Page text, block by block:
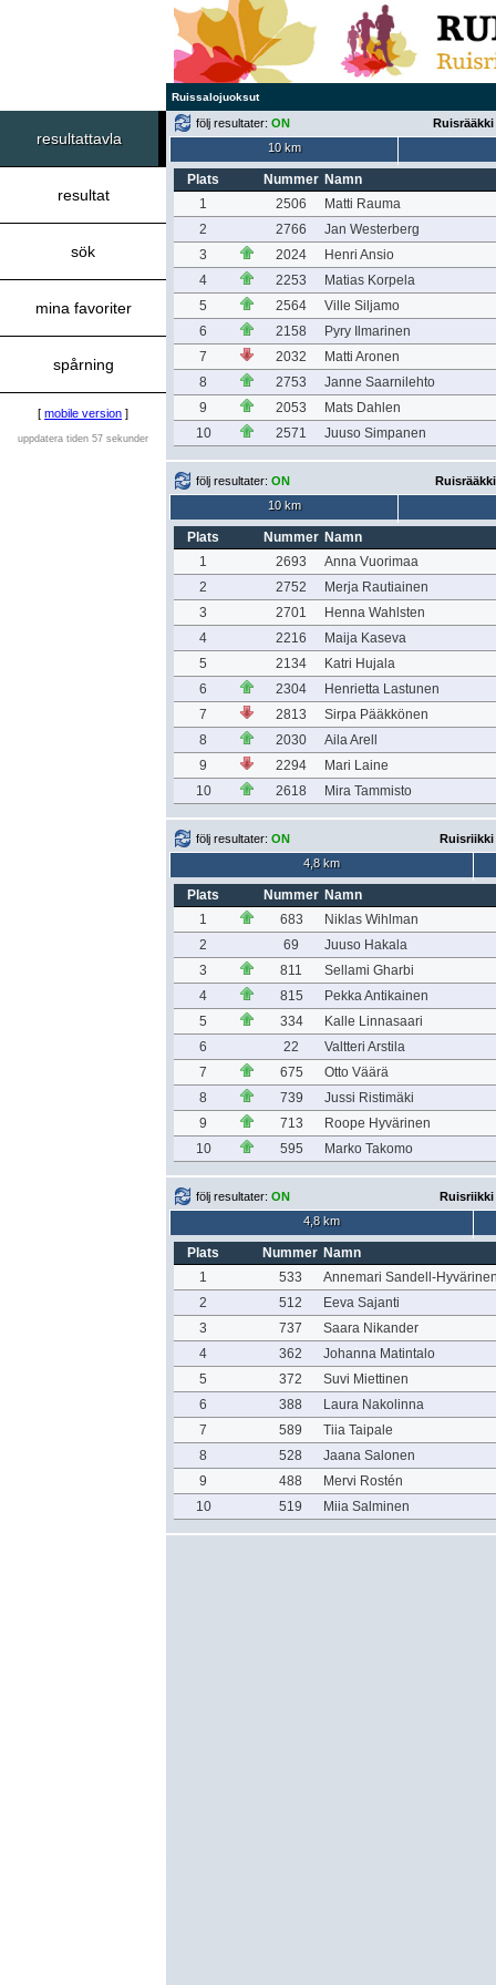
Ruissalojuoksut
resultattavla
resultat
sök
mina favoriter
spårning
[ mobile version ]
uppdatera tiden 57 sekunder
följ resultater: ON
Ruisrääkki
10 km
Plats Nummer Namn
1
2506
Matti Rauma
2
2766
Jan Westerberg
3
2024
Henri Ansio
4
2253
Matias Korpela
5
2564
Ville Siljamo
6
2158
Pyry Ilmarinen
7
2032
Matti Aronen
8
2753
Janne Saarnilehto
9
2053
Mats Dahlen
10
2571 Juuso Simpanen
följ resultater: ON
10 km
Plats Nummer Namn
1
2693
Anna Vuorimaa
2
2752
Merja Rautiainen
3
2701
Henna Wahlsten
4
2216
Maija Kaseva
5
2134
Katri Hujala
6
2304
Henrietta Lastunen
7
2813
Sirpa Pääkkönen
8
2030
Aila Arell
9
2294
Mari Laine
10
2618 Mira Tammisto
följ resultater: ON
Ruisriikki
4,8 km
Plats Nummer Namn
1
683
Niklas Wihlman
2
69
Juuso Hakala
3
811
Sellami Gharbi
4
815
Pekka Antikainen
5
334
Kalle Linnasaari
6
22
Valtteri Arstila
7
675
Otto Väärä
8
739
Jussi Ristimäki
9
713
Roope Hyvärinen
10
595 Marko Takomo
följ resultater: ON
Ruisriikki
4,8 km
Plats Nummer Namn
1
533
Annemari Sandell-
2
512
Eeva Sajanti
3
737
Saara Nikander
4
362
Johanna Matintalo
5
372
Suvi Miettinen
6
388
Laura Nakolinna
7
589
Tiia Taipale
8
528
Jaana Salonen
9
488
Mervi Rostén
10
519 Miia Salminen